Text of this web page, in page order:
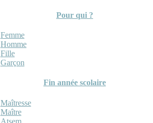
Pour qui ?
Femme
Homme
Fille
Garçon
Fin année scolaire
Maîtresse
Maître
Atsem